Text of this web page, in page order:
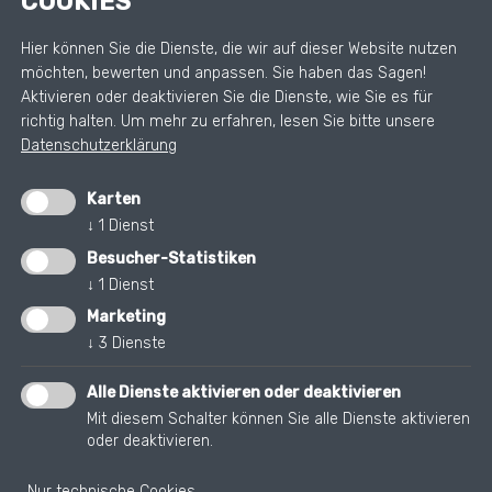
uns Daten von Dritt-
Anbieter-Servern (Google)
zu laden.
DIAGNOSEZENTRUM OMEGA
+39 0471 086060
info@omegamed.it
Öffnungszeiten: Montag bis Donnerstag von 7:30
Hier können Sie die Dienste, die wir auf dieser Website nutzen
möchten, bewerten und anpassen. Sie haben das Sagen!
Aktivieren oder deaktivieren Sie die Dienste, wie Sie es für
richtig halten. Um mehr zu erfahren, lesen Sie bitte unsere
Datenschutzerklärung
Karten
↓ 1 Dienst
Besucher-Statistiken
↓ 1 Dienst
Marketing
↓ 3 Dienste
Alle Dienste aktivieren oder deaktivieren
Mit diesem Schalter können Sie alle Dienste aktivieren
oder deaktivieren.